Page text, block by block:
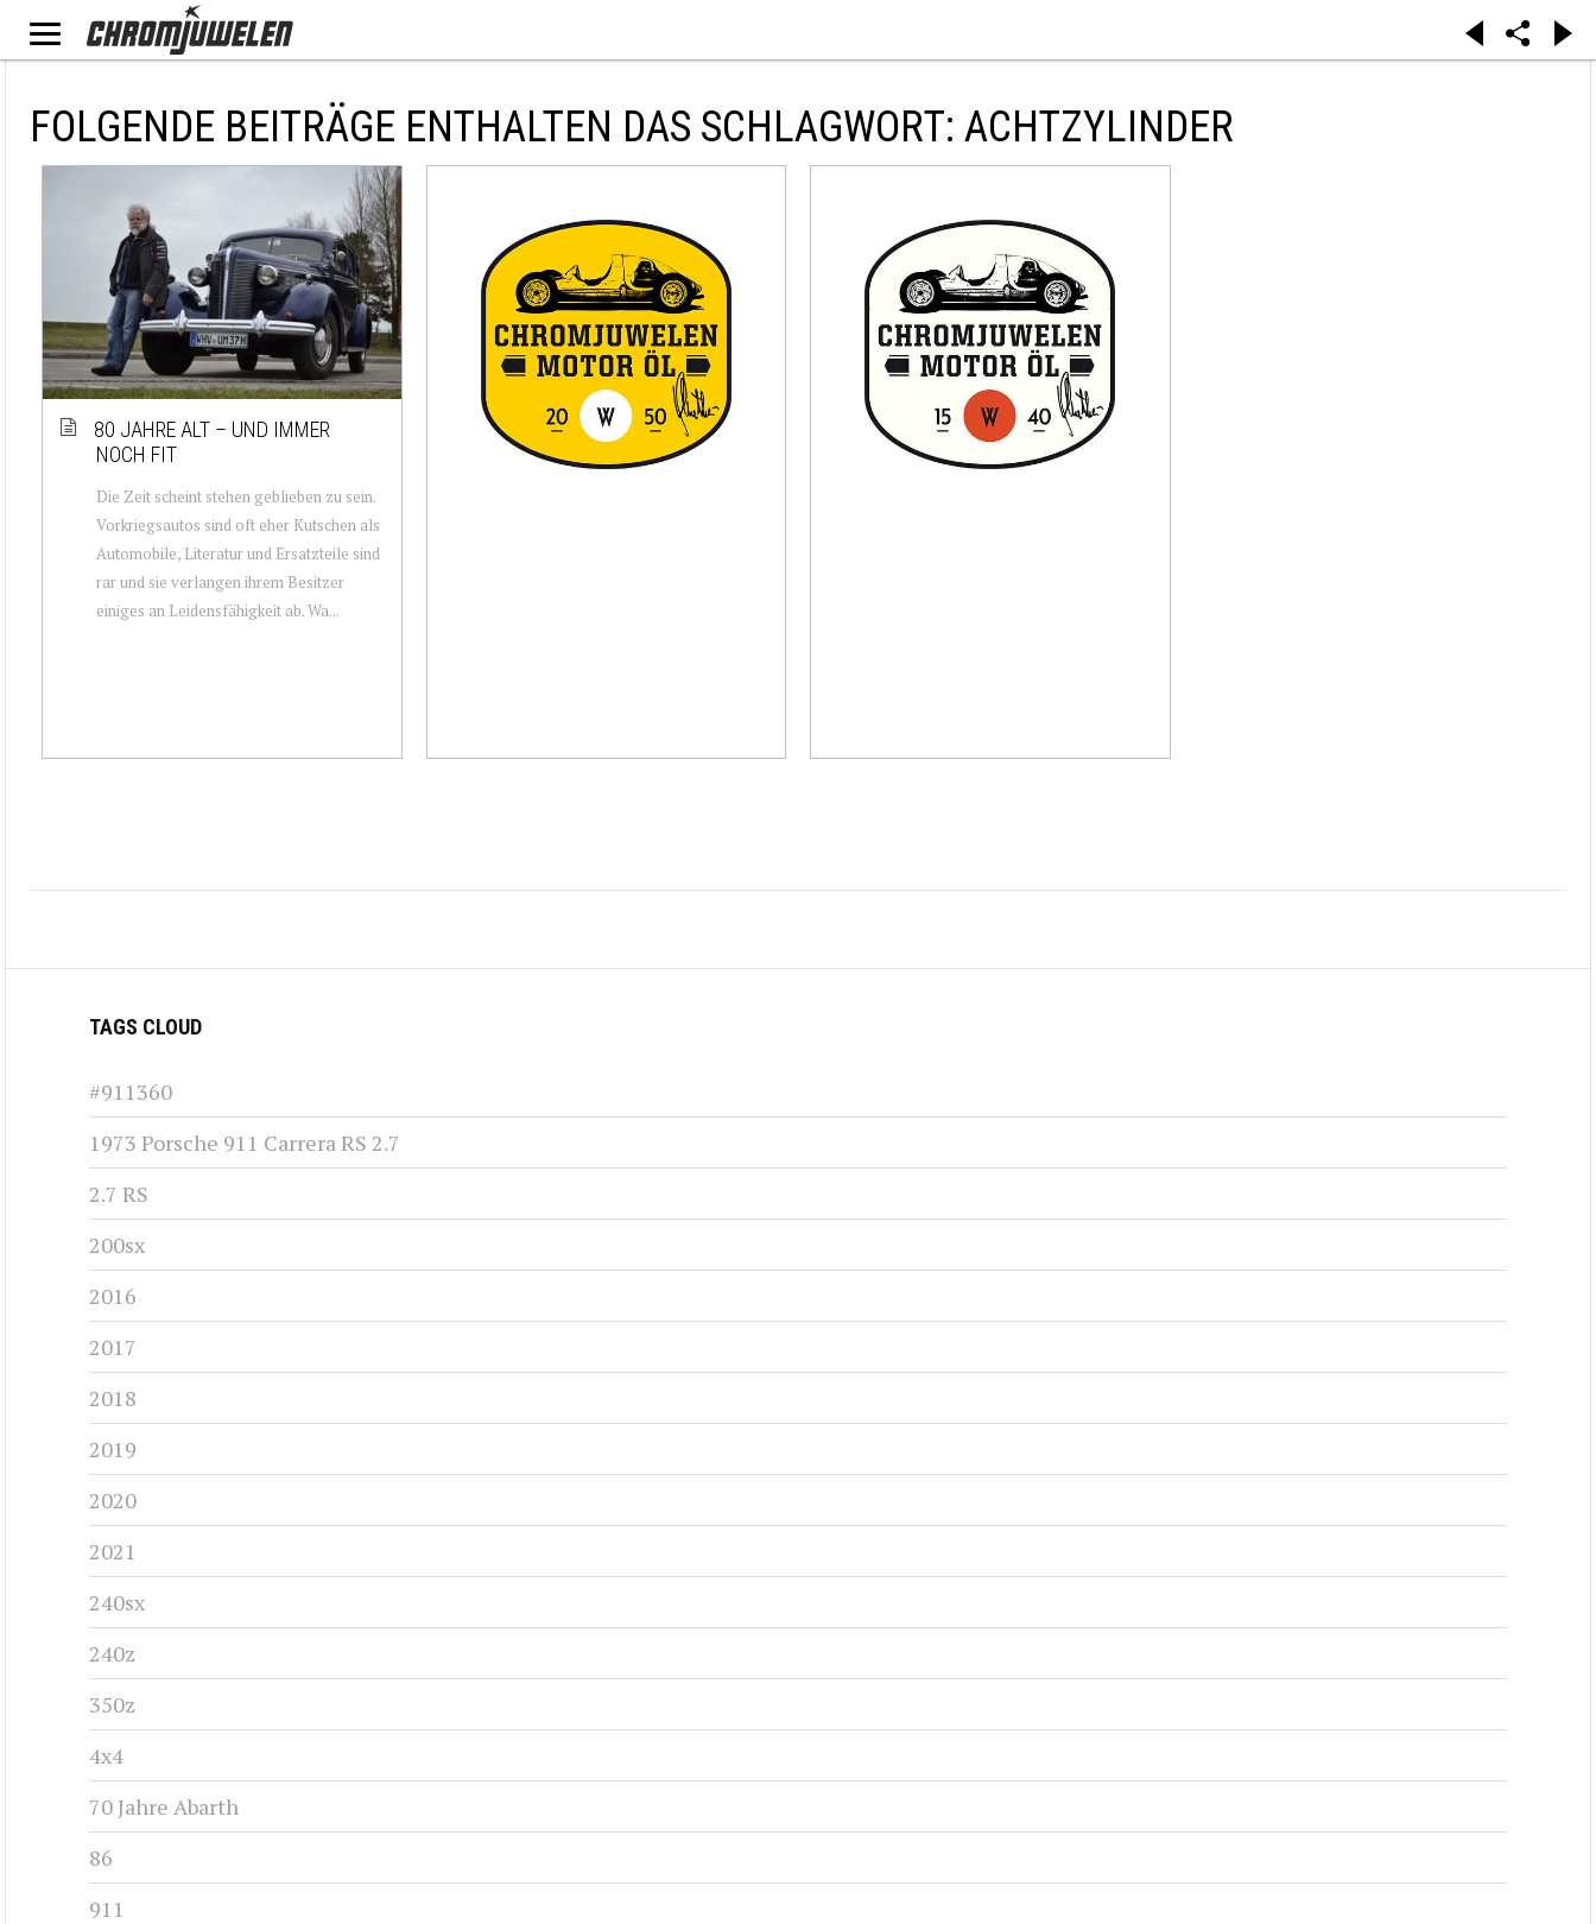
FOLGENDE BEITRÄGE ENTHALTEN DAS SCHLAGWORT: ACHTZYLINDER
80 JAHRE ALT – UND IMMER
NOCH FIT
Die Zeit scheint stehen geblieben zu sein.
Vorkriegsautos sind oft eher Kutschen als
Automobile, Literatur und Ersatzteile sind
rar und sie verlangen ihrem Besitzer
einiges an Leidensfähigkeit ab. Wa...
TAGS CLOUD
#911360
1973 Porsche 911 Carrera RS 2.7
2.7 RS
200sx
2016
2017
2018
2019
2020
2021
240sx
240z
350z
4x4
70 Jahre Abarth
86
911